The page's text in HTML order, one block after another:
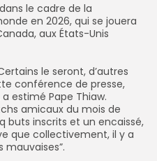
le cadre de la
en 2026, qui se jouera
aux États-Unis
le seront, d’autres
conférence de presse,
estimé Pape Thiaw.
amicaux du mois de
buts inscrits et un encaissé,
que collectivement, il y a
mauvaises”.